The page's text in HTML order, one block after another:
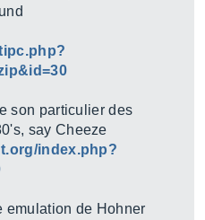
son particulier des
say Cheeze
index.php?
emulation de Hohner